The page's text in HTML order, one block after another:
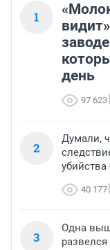
1
день
97 623
2
Думали,
40 177
3
Одна